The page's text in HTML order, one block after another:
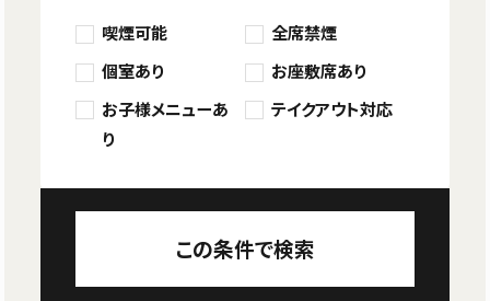
喫煙可能
全席禁煙
個室あり
お座敷席あり
お子様メニューあ
り
テイクアウト対応
この条件で検索